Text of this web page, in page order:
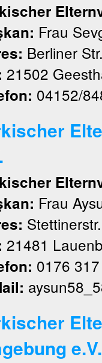
Frau
Berliner
21502
04152/
Frau
21481
0176
e.V.